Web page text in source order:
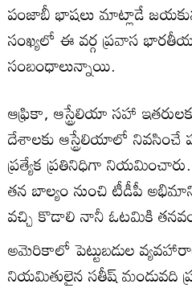
పంజాబీ భాషలు మాట్లాడే
సంఖ్యలో ఈ వర్గ ప్రవాస
సంబంధాలున్నాయి.
ఆఫ్రికా, ఆస్ట్రేలియా సహా
దేశాలకు ఆస్ట్రేలియాలో నివసించే
ప్రత్యేక ప్రతినిధిగా
తన బాల్యం నుంచి టీడీపీ
వచ్చి కొడాలి నానీ ఓటమికి
అమెరికాలో పెట్టుబడుల
నియమితులైన సతీష్ మండువది